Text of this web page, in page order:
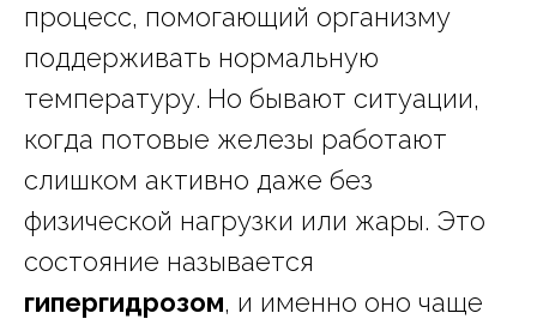
процесс, помогающий организму
поддерживать нормальную
температуру. Но бывают ситуации,
когда потовые железы работают
слишком активно даже без
физической нагрузки или жары. Это
состояние называется
гипергидрозом, и именно оно чаще